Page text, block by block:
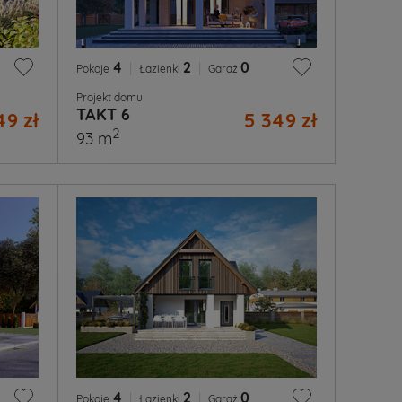
zł
Pokoje 4 Łazienki 2 Garaż 0
Projekt domu
TAKT 6 5 349 zł
93 m2
Pokoje 4 Łazienki 2 Garaż 0